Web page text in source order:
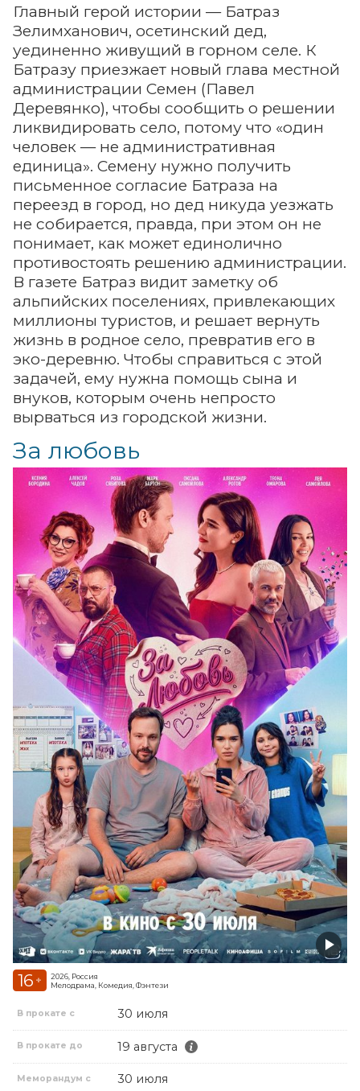
Главный герой истории — Батраз
Зелимханович, осетинский дед,
уединенно живущий в горном селе. К
Батразу приезжает новый глава местной
администрации Семен (Павел
Деревянко), чтобы сообщить о решении
ликвидировать село, потому что «один
человек — не административная
единица». Семену нужно получить
письменное согласие Батраза на
переезд в город, но дед никуда уезжать
не собирается, правда, при этом он не
понимает, как может единолично
противостоять решению администрации.
В газете Батраз видит заметку об
альпийских поселениях, привлекающих
миллионы туристов, и решает вернуть
жизнь в родное село, превратив его в
эко-деревню. Чтобы справиться с этой
задачей, ему нужна помощь сына и
внуков, которым очень непросто
вырваться из городской жизни.
За любовь
16 +
2026, Россия
Мелодрама, Комедия, Фэнтези
В прокате с 30 июля
В прокате до 19 августа
Меморандум с 30 июля